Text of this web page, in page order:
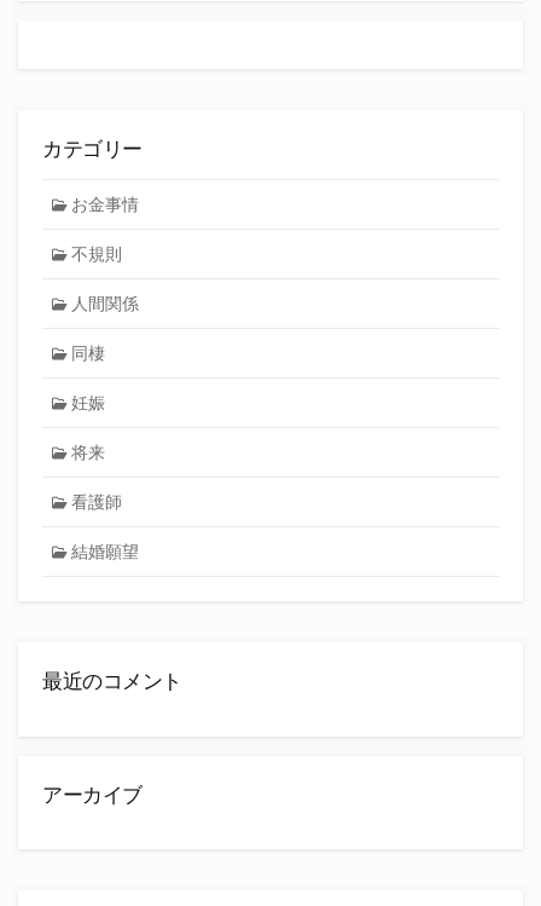
カテゴリー
お金事情
不規則
人間関係
同棲
妊娠
将来
看護師
結婚願望
最近のコメント
アーカイブ